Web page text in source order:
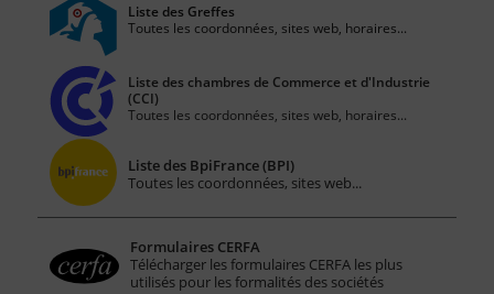
Liste des Greffes
Toutes les coordonnées, sites web, horaires...
Liste des chambres de Commerce et d'Industrie
(CCI)
Toutes les coordonnées, sites web, horaires...
Liste des BpiFrance (BPI)
Toutes les coordonnées, sites web...
Formulaires CERFA
Télécharger les formulaires CERFA les plus
utilisés pour les formalités des sociétés